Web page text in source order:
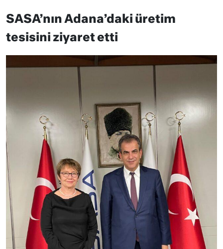
SASA’nın Adana’daki üretim
tesisini ziyaret etti